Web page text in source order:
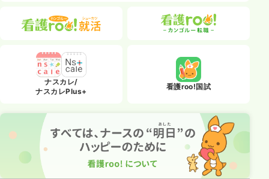
ナスカレ/
ナスカレPlus+
看護roo!国試